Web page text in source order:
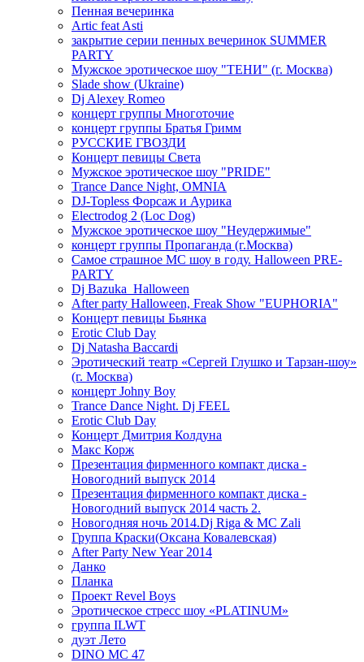
Пенная вечеринка
Artic feat Asti
закрытие серии пенных вечеринок SUMMER
PARTY
Мужское эротическое шоу "ТЕНИ" (г. Москва)
Slade show (Ukraine)
Dj Alexey Romeo
концерт группы Многоточие
концерт группы Братья Гримм
РУССКИЕ ГВОЗДИ
Концерт певицы Света
Мужское эротическое шоу "PRIDE"
Trance Dance Night, OMNIA
DJ-Topless Форсаж и Аурика
Electrodog 2 (Loc Dog)
Мужское эротическое шоу "Неудержимые"
концерт группы Пропаганда (г.Москва)
Самое страшное МС шоу в году. Halloween PRE-
PARTY
Dj Bazuka_Halloween
After party Halloween, Freak Show "EUPHORIA"
Концерт певицы Бьянка
Erotic Club Day
Dj Natasha Baccardi
Эротический театр «Сергей Глушко и Тарзан-шоу»
(г. Москва)
концерт Johny Boy
Trance Dance Night. Dj FEEL
Erotic Club Day
Концерт Дмитрия Колдуна
Макс Корж
Презентация фирменного компакт диска -
Новогодний выпуск 2014
Презентация фирменного компакт диска -
Новогодний выпуск 2014 часть 2.
Новогодняя ночь 2014.Dj Riga & MC Zali
Группа Краски(Оксана Ковалевская)
After Party New Year 2014
Данко
Планка
Проект Revel Boys
Эротическое стресс шоу «PLATINUM»
группа ILWT
дуэт Лето
DINO MC 47